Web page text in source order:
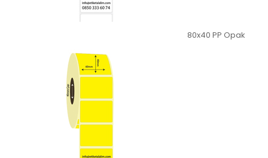
80x40 PP Opak